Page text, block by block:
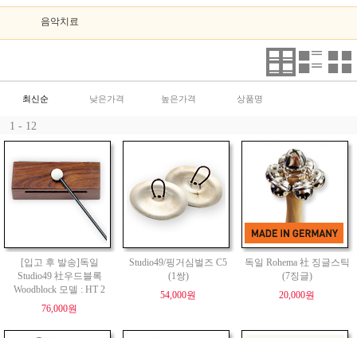
음악치료
최신순 낮은가격 높은가격 상품명
1 - 12
[입고 후 발송]독일
Studio49 社우드블록
Woodblock 모델 : HT 2
76,000원
Studio49/핑거심벌즈 C5
(1쌍)
54,000원
독일 Rohema 社 징글스틱
(7징글)
20,000원